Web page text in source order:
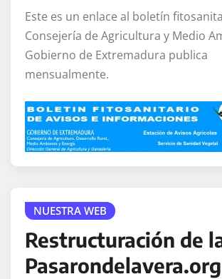
Este es un enlace al boletín
Consejería de Agricultura y Medio
Gobierno de Extremadura publica
mensualmente.
NUESTRA WEB
Restructuración de
Pasarondelavera.org